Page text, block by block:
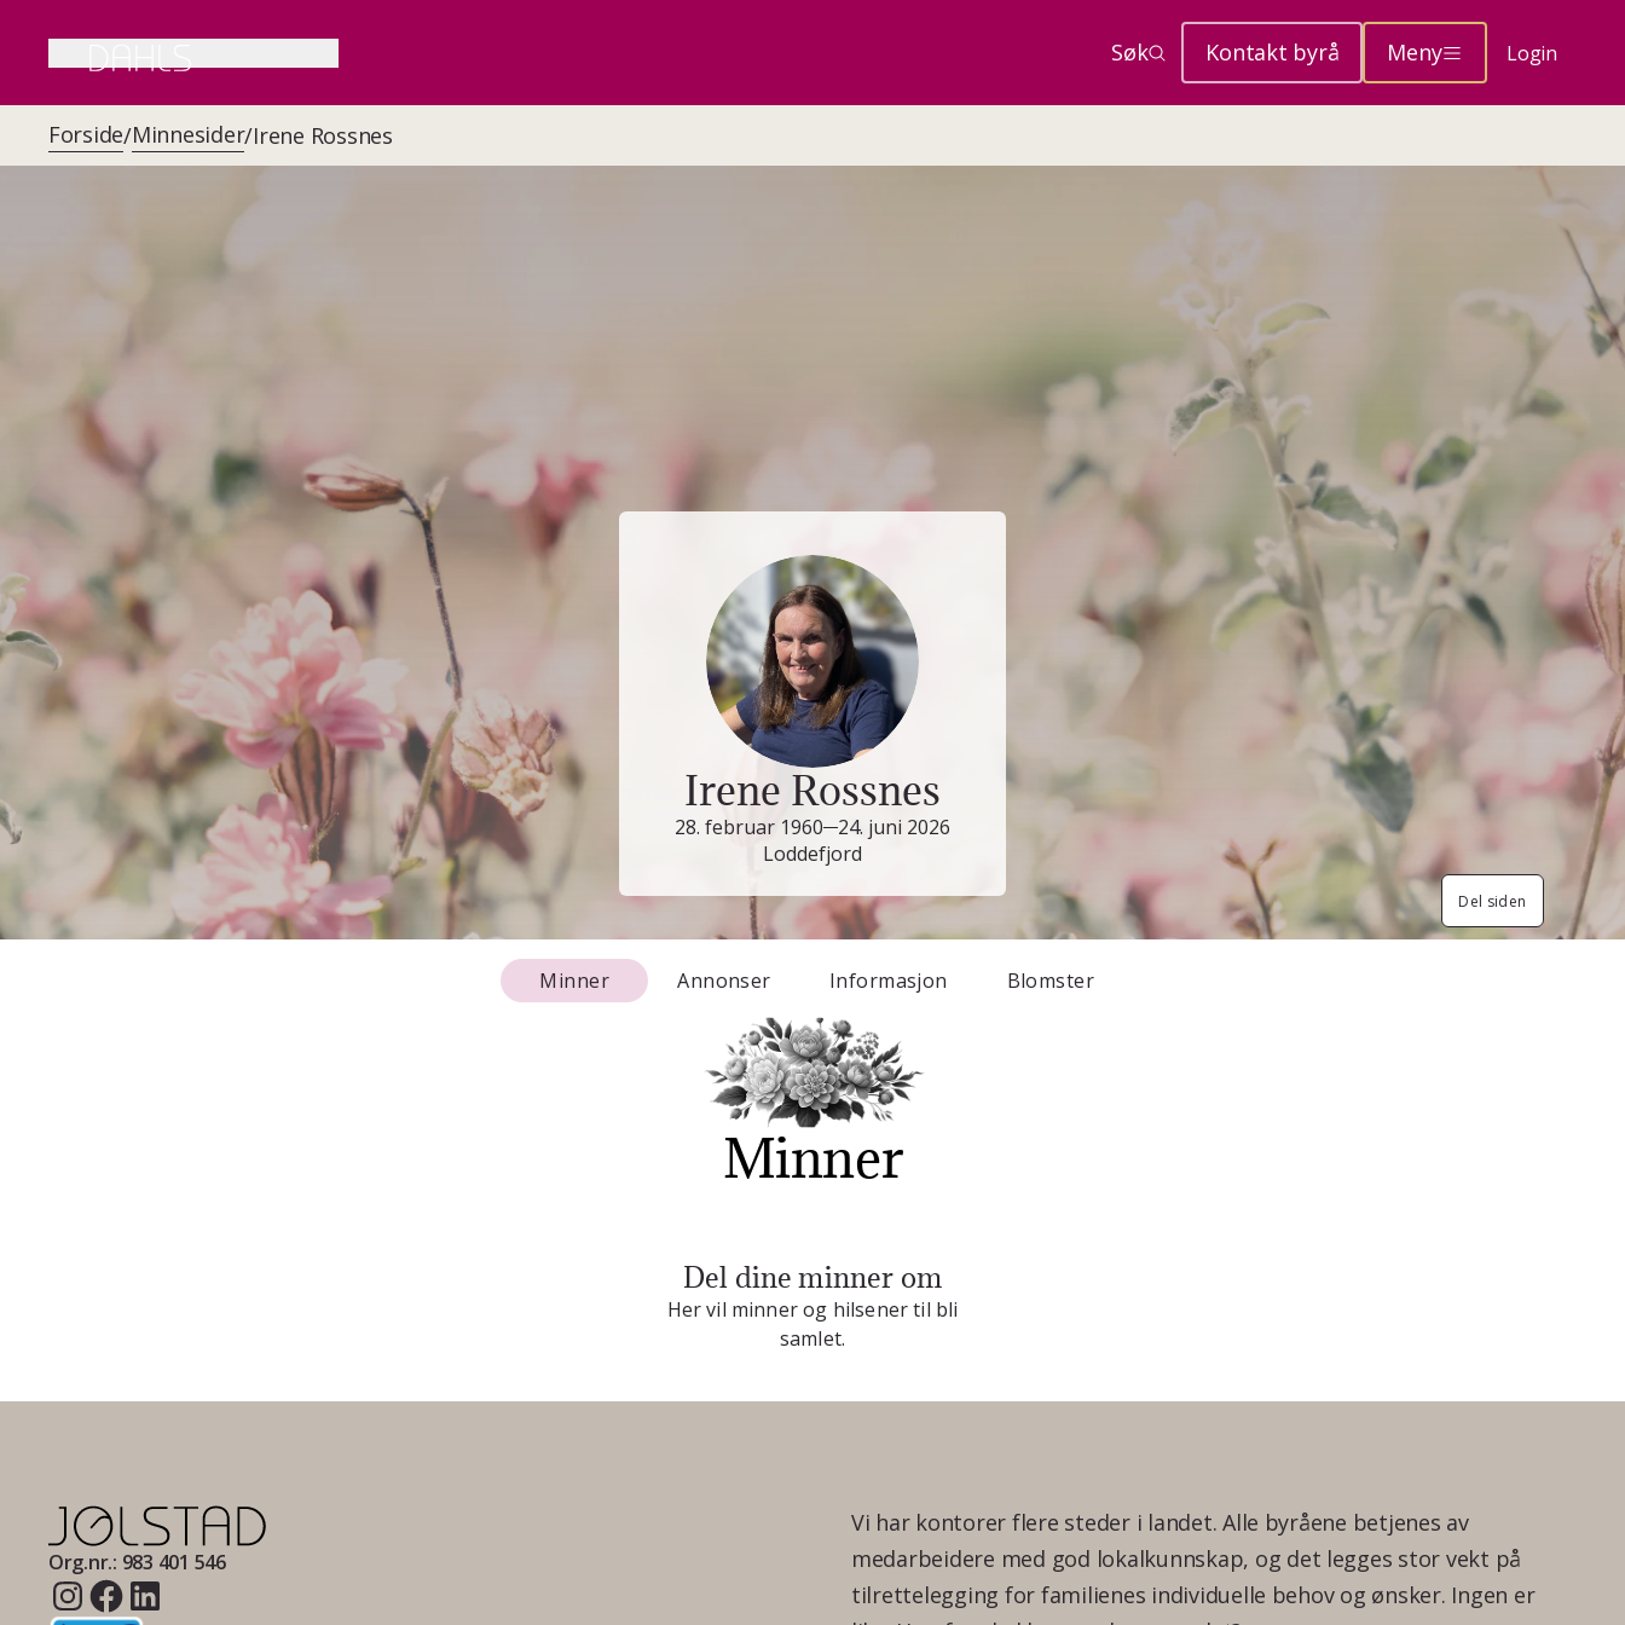
Søk Kontakt byrå Meny Login
Forside/Minnesider/Irene Rossnes
Irene Rossnes
28. februar 1960
24. juni 2026
Loddefjord
Del siden
Minner Annonser Informasjon Blomster
Minner
Del dine minner om
Her vil minner og hilsener til bli
samlet.
Org.nr.: 983 401 546
Vi har kontorer flere steder i landet. Alle byråene betjenes av
medarbeidere med god lokalkunnskap, og det legges stor vekt på
tilrettelegging for familienes individuelle behov og ønsker. Ingen er